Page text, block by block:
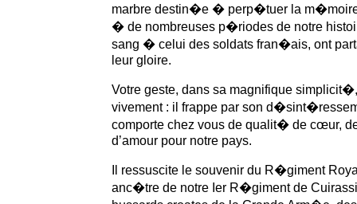
marbre destin�e � perp�tuer la m�moire
� de nombreuses p�riodes de notre
sang � celui des soldats fran�ais, ont
leur gloire.
Votre geste, dans sa magnifique
vivement : il frappe par son
comporte chez vous de qualit� de cœur,
d’amour pour notre pays.
Il ressuscite le souvenir du R�giment
anc�tre de notre Ier R�giment de